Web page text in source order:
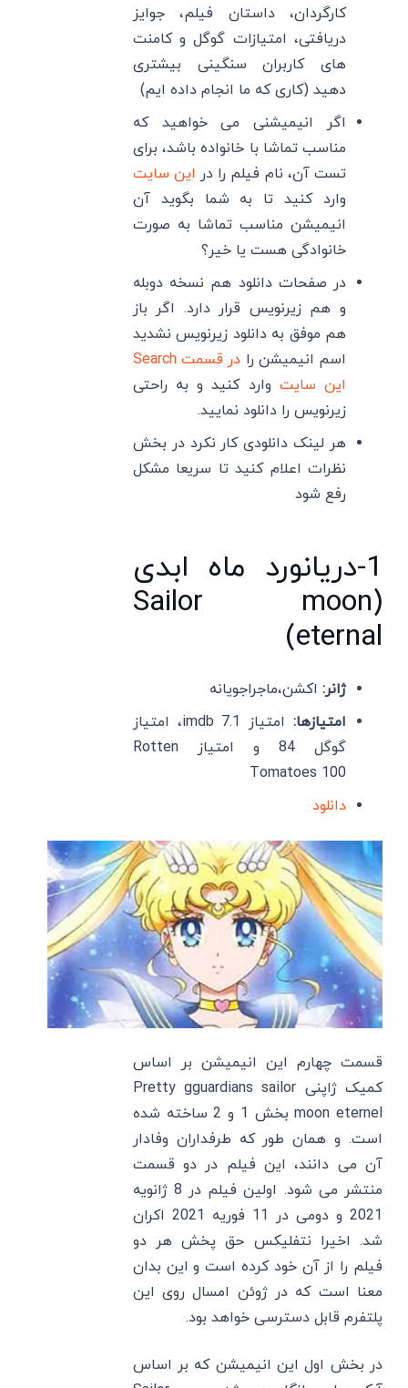
کارگردان، داستان فیلم، جوایز
دریافتی، امتیازات گوگل و کامنت
های کاربران سنگینی بیشتری
دهید (کاری که ما انجام داده ایم)
اگر انیمیشنی می خواهید که
مناسب تماشا با خانواده باشد، برای
تست آن، نام فیلم را در این سایت
وارد کنید تا به شما بگوید آن
انیمیشن مناسب تماشا به صورت
خانوادگی هست یا خیر؟
در صفحات دانلود هم نسخه دوبله
و هم زیرنویس قرار دارد. اگر باز
هم موفق به دانلود زیرنویس نشدید
اسم انیمیشن را
در قسمت Search
این سایت وارد کنید و به راحتی
زیرنویس را دانلود نمایید.
هر لینک دانلودی کار نکرد در بخش
نظرات اعلام کنید تا سریعا مشکل
رفع شود
1-دریانورد ماه ابدی
(Sailor moon
eternal)
ژانر: اکشن،ماجراجویانه
امتیازها:
امتیاز imdb 7.1، امتیاز
گوگل 84 و امتیاز Rotten
Tomatoes 100
دانلود
قسمت چهارم این انیمیشن بر اساس
کمیک ژاپنی Pretty gguardians sailor
moon eternel بخش 1 و 2 ساخته شده
است. و همان طور که طرفداران وفادار
آن می دانند، این فیلم در دو قسمت
منتشر می شود. اولین فیلم در 8 ژانویه
2021 و دومی در 11 فوریه 2021 اکران
شد. اخیرا نتفلیکس حق پخش هر دو
فیلم را از آن خود کرده است و این بدان
معنا است که در ژوئن امسال روی این
پلتفرم قابل دسترسی خواهد بود.
در بخش اول این انیمیشن که بر اساس